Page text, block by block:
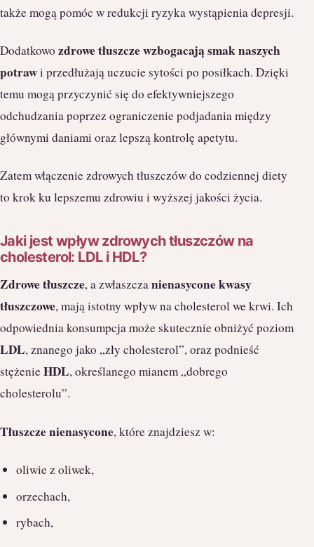
także mogą pomóc w redukcji ryzyka wystąpienia depresji.
Dodatkowo zdrowe tłuszcze wzbogacają smak naszych
potrawi przedłużają uczucie sytości po posiłkach. Dzięki
temu mogą przyczynić się do efektywniejszego
odchudzania poprzez ograniczenie podjadania między
głównymi daniami oraz lepszą kontrolę apetytu.
Zatem włączenie zdrowych tłuszczów do codziennej diety
to krok ku lepszemu zdrowiu i wyższej jakości życia.
Jaki jest wpływ zdrowych tłuszczów na
cholesterol: LDL i HDL?
Zdrowe tłuszcze, a zwłaszczanienasycone kwasy
tłuszczowe, mają istotny wpływ na cholesterol we krwi. Ich
odpowiednia konsumpcja może skutecznie obniżyć poziom
LDL, znanego jako „zły cholesterol”, oraz podnieść
stężenieHDL, określanego mianem „dobrego
cholesterolu”.
Tłuszcze nienasycone, które znajdziesz w:
oliwie z oliwek,
orzechach,
rybach,